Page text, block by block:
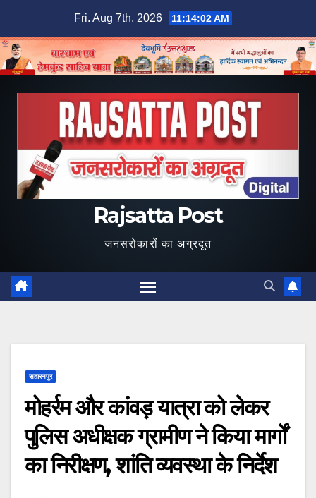
content
Fri. Aug 7th, 2026 11:14:03 AM
Rajsatta Post
जनसरोकारों का अग्रदूत
सहारनपुर
मोहर्रम और कांवड़ यात्रा को लेकर
पुलिस अधीक्षक ग्रामीण ने किया मार्गों
का निरीक्षण, शांति व्यवस्था के निर्देश